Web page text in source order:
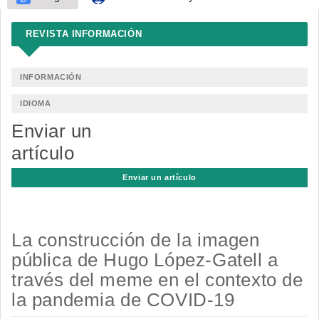
REVISTA INFORMACIÓN
INFORMACIÓN
IDIOMA
Enviar un
artículo
Enviar un artículo
La construcción de la imagen
pública de Hugo López-Gatell a
través del meme en el contexto de
la pandemia de COVID-19